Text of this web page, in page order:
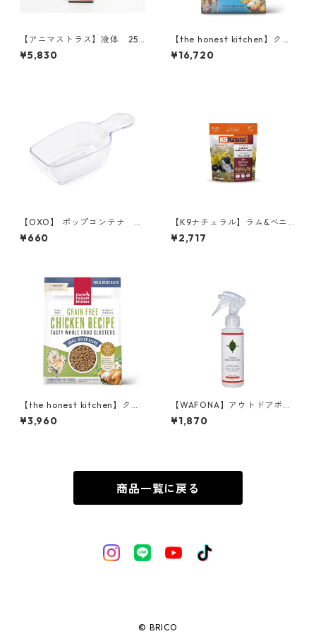
【アニマストラス】液体 250
ml
¥5,830
【the honest kitchen】クラ
ンチグレインフリー ターキー
2.27kg
¥16,720
【OXO】 ポップコンテナ
ポップスクープ
¥660
【K9ナチュラル】ラム&ベニ
ソン・フィースト 100g
¥2,717
【the honest kitchen】クラ
ンチグレインフリー チキン 45
0g
¥3,960
【WAFONA】アウトドアボデ
ィケアスプレー(犬・猫兼用)
120ml
¥1,870
商品一覧に戻る
© BRICO